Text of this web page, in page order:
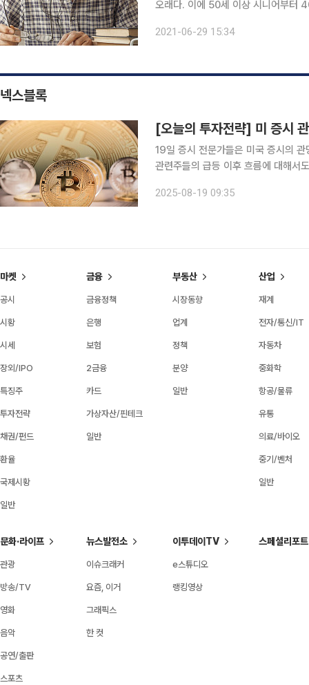
오래다. 이에 50세 이상 시니어부터
때문이다. 2020년 한국고용정보
2021-06-29 15:34
넥스블록
19일 증시 전문가들은 미국 증시의
관련주들의 급등 이후 흐름에 대해서도 관심을 보였다. ◇김환 NH
한다. 5단계 시그널 지표를 활용한
2025-08-19 09:35
마켓
공시
시황
시세
장외/IPO
특징주
투자전략
채권/펀드
환율
국제시황
일반
금융
금융정책
은행
보험
2금융
카드
가상자산/핀테크
일반
부동산
시장동향
업계
정책
분양
일반
산업
재계
전자/통신/IT
자동차
중화학
항공/물류
유통
의료/바이오
중기/벤처
일반
문화·라이프
관광
방송/TV
영화
음악
공연/출판
스포츠
뉴스발전소
이슈크래커
요즘, 이거
그래픽스
한 컷
이투데이TV
e스튜디오
랭킹영상
스페셜리포트